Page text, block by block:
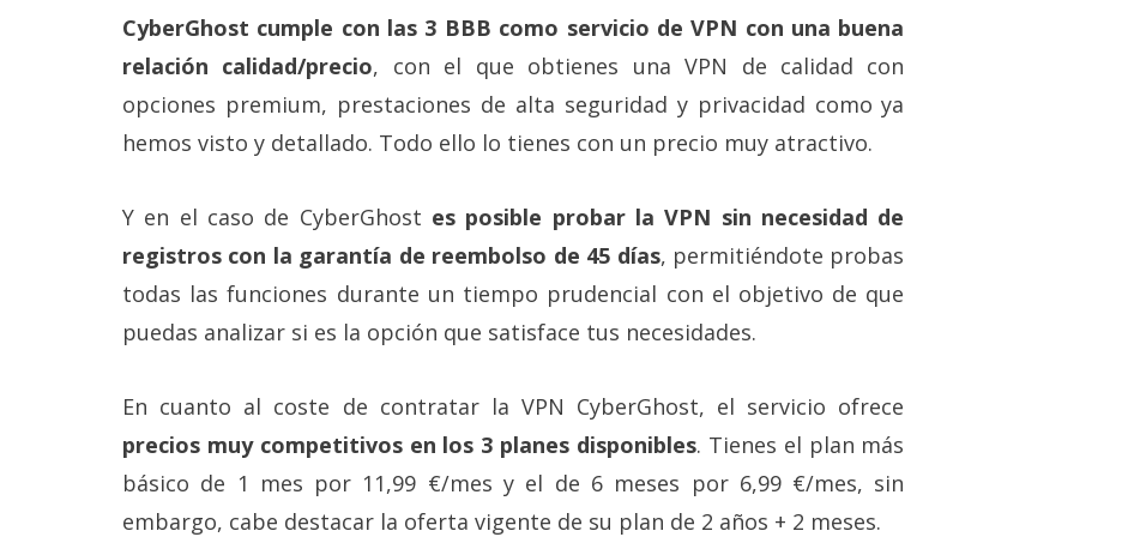
CyberGhost cumple con las 3 BBB como servicio de VPN con una buena
relación calidad/precio, con el que obtienes una VPN de calidad con
opciones premium, prestaciones de alta seguridad y privacidad como ya
hemos visto y detallado. Todo ello lo tienes con un precio muy atractivo.
Y en el caso de CyberGhost es posible probar la VPN sin necesidad de
registros con la garantía de reembolso de 45 días, permitiéndote probas
todas las funciones durante un tiempo prudencial con el objetivo de que
puedas analizar si es la opción que satisface tus necesidades.
En cuanto al coste de contratar la VPN CyberGhost, el servicio ofrece
precios muy competitivos en los 3 planes disponibles. Tienes el plan más
básico de 1 mes por 11,99 €/mes y el de 6 meses por 6,99 €/mes, sin
embargo, cabe destacar la oferta vigente de su plan de 2 años + 2 meses.